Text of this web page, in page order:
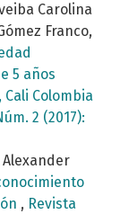
Carolina
Franco,
5 años
Colombia
2 (2017):
Alexander
, Revista